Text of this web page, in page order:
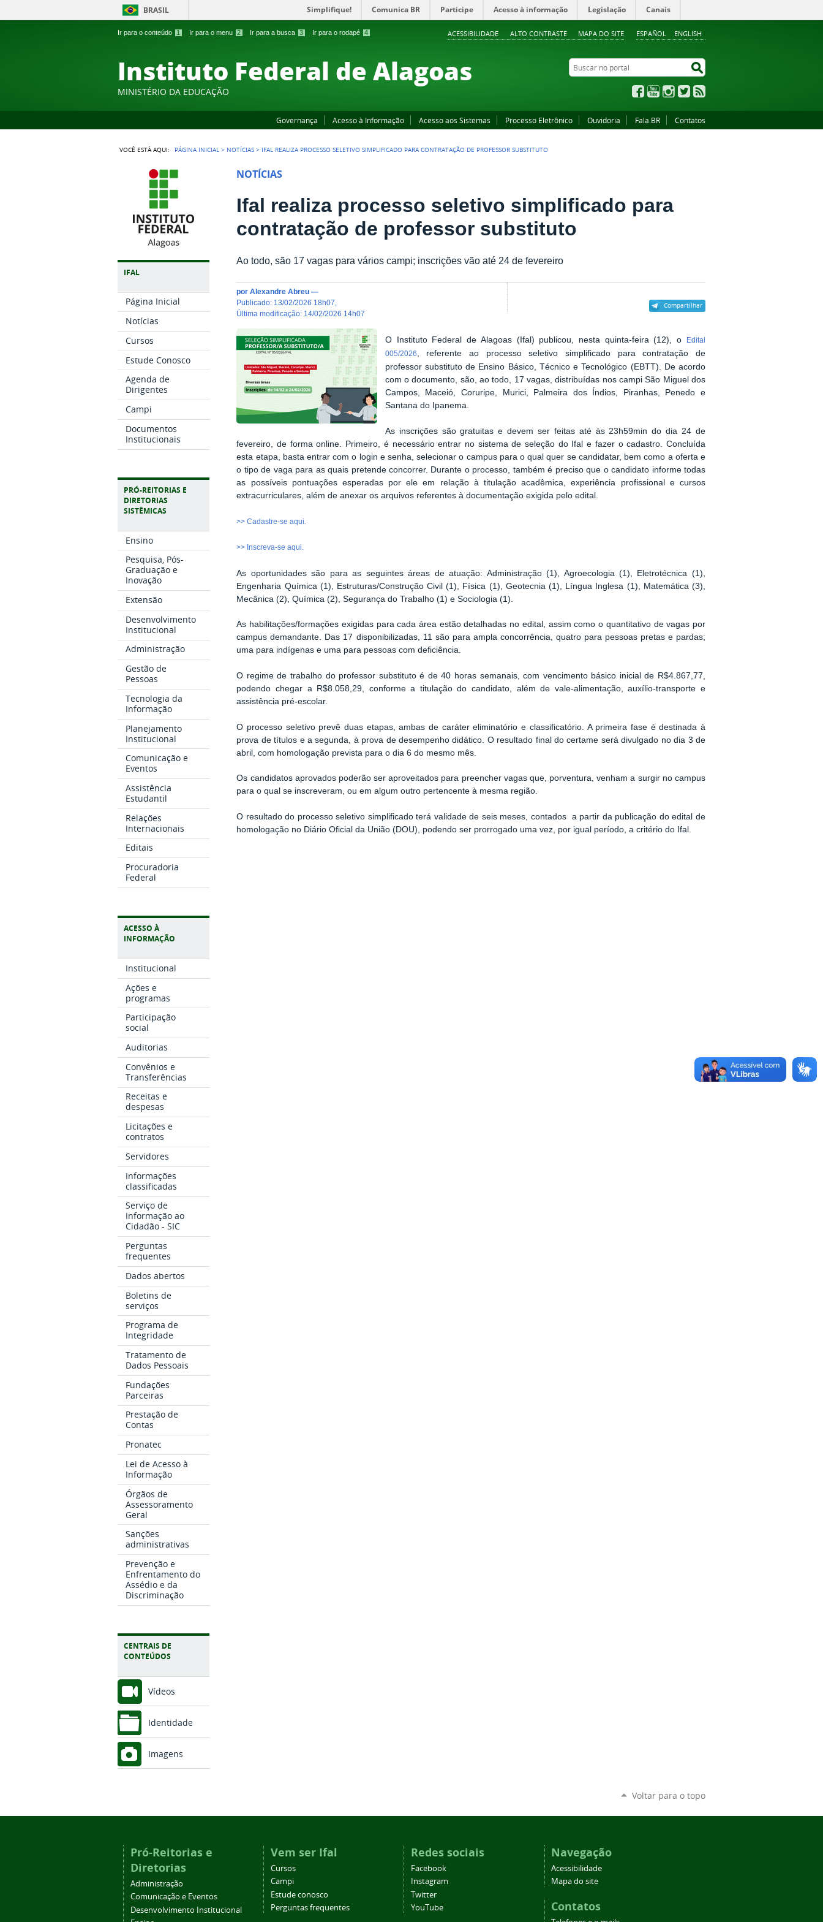
Ir para o conteúdo 1 Ir para o menu 2 Ir para a busca 3 Ir para o rodapé 4 ESPAÑOL ENGLISH
ACESSIBILIDADE ALTO CONTRASTE MAPA DO SITE
BRASIL Simplifique! Comunica BR Participe Acesso à informação Legislação Canais
Instituto Federal de Alagoas
MINISTÉRIO DA EDUCAÇÃO
Buscar no portal
FacebookYouTubeInstagram
Twitter
Governança Acesso à Informação Acesso aos Sistemas Processo Eletrônico Ouvidoria Fala.BR Contatos
VOCÊ ESTÁ AQUI: PÁGINA INICIAL > NOTÍCIAS > IFAL REALIZA PROCESSO SELETIVO SIMPLIFICADO PARA CONTRATAÇÃO DE PROFESSOR SUBSTITUTO
IFAL
Página Inicial
Notícias
Cursos
Estude Conosco
Agenda de
Dirigentes
Campi
Documentos
Institucionais
PRÓ-REITORIAS E
DIRETORIAS
SISTÊMICAS
Ensino
Pesquisa, Pós-
Graduação e
Inovação
Extensão
Desenvolvimento
Institucional
Administração
Gestão de
Pessoas
Tecnologia da
Informação
Planejamento
Institucional
Comunicação e
Eventos
Assistência
Estudantil
Relações
Internacionais
Editais
Procuradoria
Federal
ACESSO À
INFORMAÇÃO
Institucional
Ações e
programas
Participação
social
Auditorias
Convênios e
Transferências
Receitas e
despesas
Licitações e
contratos
Servidores
Informações
classificadas
Serviço de
Informação ao
Cidadão - SIC
Perguntas
frequentes
Dados abertos
Boletins de
serviços
Programa de
Integridade
Tratamento de
Dados Pessoais
Fundações
Parceiras
Prestação de
Contas
Pronatec
Lei de Acesso à
Informação
Órgãos de
Assessoramento
Geral
Sanções
administrativas
Prevenção e
Enfrentamento do
Assédio e da
Discriminação
CENTRAIS DE
CONTEÚDOS
Vídeos
Identidade
Imagens
NOTÍCIAS
Ifal realiza processo seletivo simplificado para
contratação de professor substituto
Ao todo, são 17 vagas para vários campi; inscrições vão até 24 de fevereiro
Compartilhar
porAlexandre Abreu —
publicado: 13/02/2026 18h07
última modificação: 14/02/2026 14h07
O Instituto Federal de Alagoas (Ifal) publicou, nesta quinta-feira (12), o
Edital
005/2026, referente ao processo seletivo simplificado para contratação de
professor substituto de Ensino Básico, Técnico e Tecnológico (EBTT). De acordo
com o documento, são, ao todo, 17 vagas, distribuídas nos campi São Miguel dos
Campos, Maceió, Coruripe, Murici, Palmeira dos Índios, Piranhas, Penedo e
Santana do Ipanema.
As inscrições são gratuitas e devem ser feitas até às 23h59min do dia 24 de
fevereiro, de forma online. Primeiro, é necessário entrar no sistema de seleção do Ifal e fazer o cadastro. Concluída
esta etapa, basta entrar com o login e senha, selecionar o campus para o qual quer se candidatar, bem como a oferta e
o tipo de vaga para as quais pretende concorrer. Durante o processo, também é preciso que o candidato informe todas
as possíveis pontuações esperadas por ele em relação à titulação acadêmica, experiência profissional e cursos
extracurriculares, além de anexar os arquivos referentes à documentação exigida pelo edital.
>> Cadastre-se aqui.
>> Inscreva-se aqui.
As oportunidades são para as seguintes áreas de atuação: Administração (1), Agroecologia (1), Eletrotécnica (1),
Engenharia Química (1), Estruturas/Construção Civil (1), Física (1), Geotecnia (1), Língua Inglesa (1), Matemática (3),
Mecânica (2), Química (2), Segurança do Trabalho (1) e Sociologia (1).
As habilitações/formações exigidas para cada área estão detalhadas no edital, assim como o quantitativo de vagas por
campus demandante. Das 17 disponibilizadas, 11 são para ampla concorrência, quatro para pessoas pretas e pardas;
uma para indígenas e uma para pessoas com deficiência.
O regime de trabalho do professor substituto é de 40 horas semanais, com vencimento básico inicial de R$4.867,77,
podendo chegar a R$8.058,29, conforme a titulação do candidato, além de vale-alimentação, auxílio-transporte e
assistência pré-escolar.
O processo seletivo prevê duas etapas, ambas de caráter eliminatório e classificatório. A primeira fase é destinada à
prova de títulos e a segunda, à prova de desempenho didático. O resultado final do certame será divulgado no dia 3 de
abril, com homologação prevista para o dia 6 do mesmo mês.
Os candidatos aprovados poderão ser aproveitados para preencher vagas que, porventura, venham a surgir no campus
para o qual se inscreveram, ou em algum outro pertencente à mesma região.
O resultado do processo seletivo simplificado terá validade de seis meses, contados a partir da publicação do edital de
homologação no Diário Oficial da União (DOU), podendo ser prorrogado uma vez, por igual período, a critério do Ifal.
Voltar para o topo
Pró-Reitorias e
Diretorias
Administração
Comunicação e Eventos
Desenvolvimento Institucional
Vem ser Ifal
Cursos
Campi
Estude conosco
Perguntas frequentes
Redes sociais
Facebook
Instagram
Twitter
YouTube
Navegação
Acessibilidade
Mapa do site
Contatos